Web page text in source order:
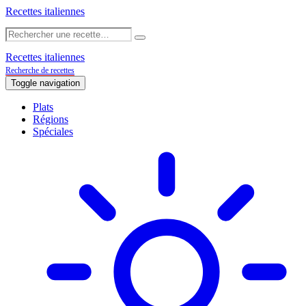
Recettes italiennes
Recettes italiennes
Recherche de recettes
Toggle navigation
Plats
Régions
Spéciales